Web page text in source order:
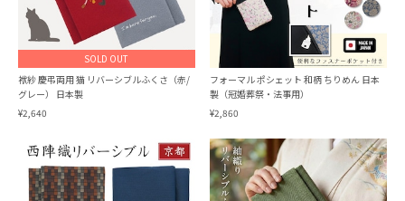
SOLD OUT
袱紗 慶弔両用 猫 リバーシブルふくさ（赤/
グレー） 日本製
¥2,640
フォーマル ポシェット 和柄 ちりめん 日本
製（冠婚葬祭・法事用）
¥2,860